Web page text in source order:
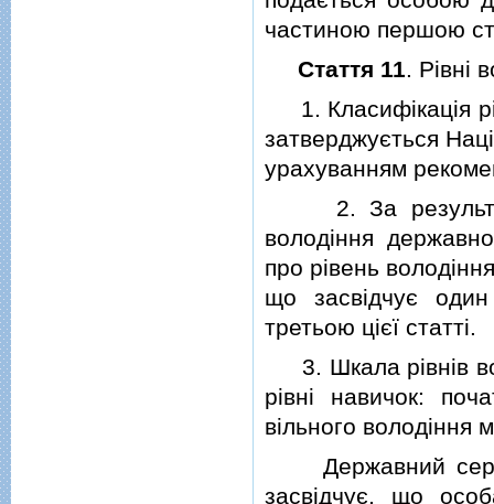
частиною першою
Стаття 11. Рiвнi
1. Класифiкацiя
затверджується
урахуванням
2. За
володiння
про рiвень
що засвiдчує
третьою цiєї статтi.
3. Шкала рiвнiв
рiвнi навичок:
вiльного володiння
Державний
засвiдчує, що